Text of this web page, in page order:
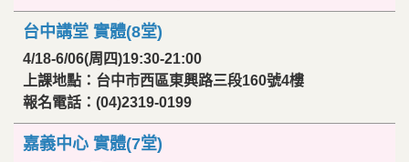
台中講堂 實體(8堂)
4/18-6/06(周四)19:30-21:00
上課地點：台中市西區東興路三段160號4樓
報名電話：(04)2319-0199
嘉義中心 實體(7堂)